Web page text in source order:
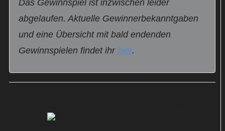
Das Gewinnspiel ist inzwischen leider
abgelaufen. Aktuelle Gewinnerbekanntgaben
und eine Übersicht mit bald endenden
Gewinnspielen findet ihr hier.